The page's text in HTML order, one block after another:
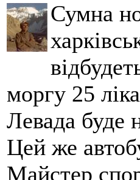
Сумна
моргу 25
Левада буде
Цей же
Майстер